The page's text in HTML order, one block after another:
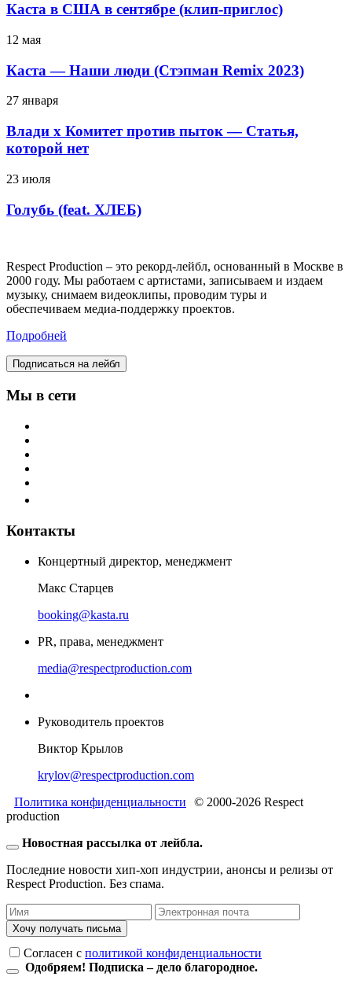
Каста в США в сентябре (клип-приглос)
12 мая
Каста — Наши люди (Стэпман Remix 2023)
27 января
Влади х Комитет против пыток — Статья,
которой нет
23 июля
Голубь (feat. ХЛЕБ)
Respect Production – это рекорд-лейбл, основанный в Москве в
2000 году. Мы работаем с артистами, записываем и издаем
музыку, снимаем видеоклипы, проводим туры и
обеспечиваем медиа-поддержку проектов.
Подробней
Подписаться на лейбл
Мы в сети
Контакты
Концертный директор, менеджмент
Макс Старцев
booking@kasta.ru
PR, права, менеджмент
media@respectproduction.com
Руководитель проектов
Виктор Крылов
krylov@respectproduction.com
Политика конфиденциальности
© 2000-2026 Respect
production
Новостная рассылка от лейбла.
Последние новости хип-хоп индустрии, анонсы и релизы от
Respect Production. Без спама.
Хочу получать письма
Согласен c политикой конфиденциальности
Одобряем! Подписка – дело благородное.